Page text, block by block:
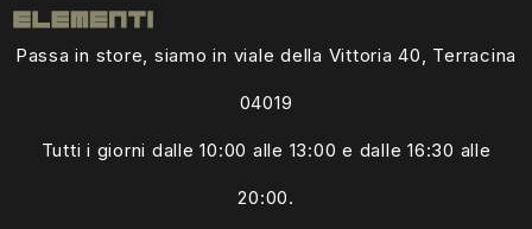
Passa in store, siamo in viale della Vittoria 40, Terracina
04019
Tutti i giorni dalle10:00 alle 13:00 e dalle 16:30 alle
20:00.